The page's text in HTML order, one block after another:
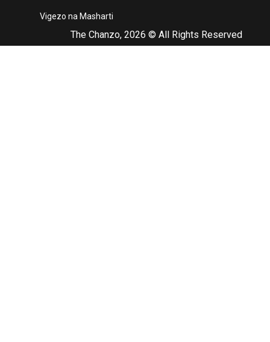
The Chanzo, 2026 © All Rights Reserved
Vigezo na Masharti